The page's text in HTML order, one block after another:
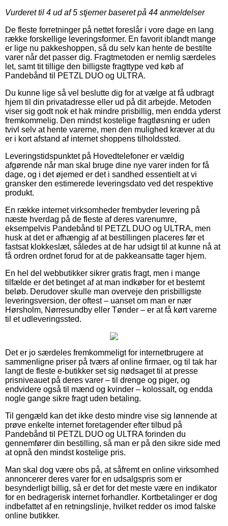
Vurderet til 4 ud af 5 stjerner baseret på 44 anmeldelser
De fleste forretninger på nettet foreslår i vore dage en lang
række forskellige leveringsformer. En favorit iblandt mange
er lige nu pakkeshoppen, så du selv kan hente de bestilte
varer når det passer dig. Fragtmetoden er nemlig særdeles
let, samt tit tillige den billigste fragttype ved køb af
Pandebånd til PETZL DUO og ULTRA.
Du kunne lige så vel beslutte dig for at vælge at få udbragt
hjem til din privatadresse eller ud på dit arbejde. Metoden
viser sig godt nok et hak mindre prisbillig, men endda yderst
fremkommelig. Den mindst kostelige fragtløsning er uden
tvivl selv at hente varerne, men den mulighed kræver at du
er i kort afstand af internet shoppens tilholdssted.
Leveringstidspunktet på Hovedtelefoner er vældig
afgørende når man skal bruge dine nye varer inden for få
dage, og i det øjemed er det i sandhed essentielt at vi
gransker den estimerede leveringsdato ved det respektive
produkt.
En række internet virksomheder frembyder levering på
næste hverdag på de fleste af deres varenumre,
eksempelvis Pandebånd til PETZL DUO og ULTRA, men
husk at det er afhængig af at bestillingen placeres før et
fastsat klokkeslæt, således at de har udsigt til at kunne nå at
få ordren ordnet forud for at de pakkeansatte tager hjem.
En hel del webbutikker sikrer gratis fragt, men i mange
tilfælde er det betinget af at man indkøber for et bestemt
beløb. Derudover skulle man overveje den prisbilligste
leveringsversion, der oftest – uanset om man er nær
Hørsholm, Nørresundby eller Tønder – er at få kørt varerne
til et udleveringssted.
Det er jo særdeles fremkommeligt for internetbrugere at
sammenligne priser på tværs af online firmaer, og til tak har
langt de fleste e-butikker set sig nødsaget til at presse
prisniveauet på deres varer – til drenge og piger, og
endvidere også til mænd og kvinder – kolossalt, og endda
nogle gange sikre fragt uden betaling.
Til gengæld kan det ikke desto mindre vise sig lønnende at
prøve enkelte internet foretagender efter tilbud på
Pandebånd til PETZL DUO og ULTRA forinden du
gennemfører din bestilling, så man er på den sikre side med
at opnå den mindst kostelige pris.
Man skal dog være obs på, at såfremt en online virksomhed
annoncerer deres varer for en udsalgspris som er
besynderligt billig, så er det for det meste være en indikator
for en bedragerisk internet forhandler. Kortbetalinger er dog
indbefattet af en retningslinje, hvilket redder os imod falske
online butikker.